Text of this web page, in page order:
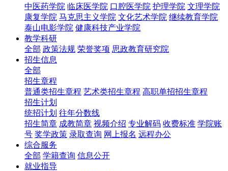
中医药学院 临床医学院 口腔医学院 护理学院 文理学院
康复学院 马克思主义学院 文化艺术学院 继续教育学院
泰山电影学院 健康科技产业学院
教学科研
全部 政策法规 荣誉奖项 思政教育研究院
招生信息
全部
招生章程
普通类招生章程 艺术类招生章程 高职单招招生章程
招生计划
统招计划 往年分数线
招生简章 成教简章 视频介绍 专业解码 收费标准 学院账
号 奖学政策 录取查询 网上报名 远程办公
综合服务
全部 学籍查询 信息公开
就业指导